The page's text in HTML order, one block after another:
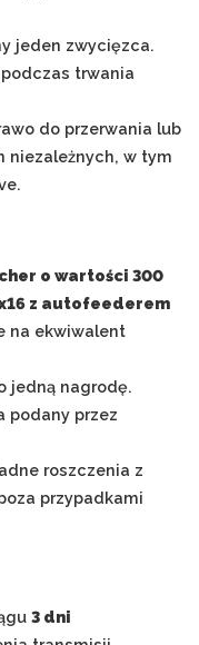
jeden zwycięzca.
trwania
do przerwania lub
niezależnych, w tym
o wartości 300
z autofeederem
na ekwiwalent
jedną nagrodę.
podany przez
roszczenia z
przypadkami
3 dni